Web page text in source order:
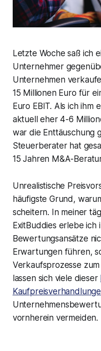
Letzte Woche saß ich
Unternehmer
Unternehmen
15 Millionen Euro für
Euro EBIT. Als ich
aktuell eher 4-6
war die Enttäuschung
Steuerberater hat
15 Jahren M&A-
Unrealistische
häufigste Grund,
scheitern. In meiner
ExitBuddies erlebe ich
Bewertungsansätze
Erwartungen führen,
Verkaufsprozesse
lassen sich viele dieser
vornherein vermeiden.